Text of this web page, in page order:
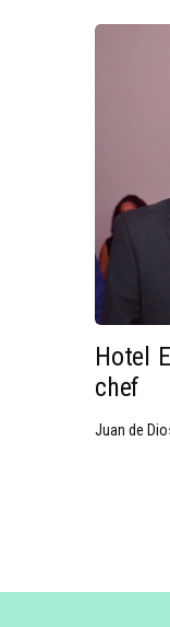
Hotel
chef
Juan de